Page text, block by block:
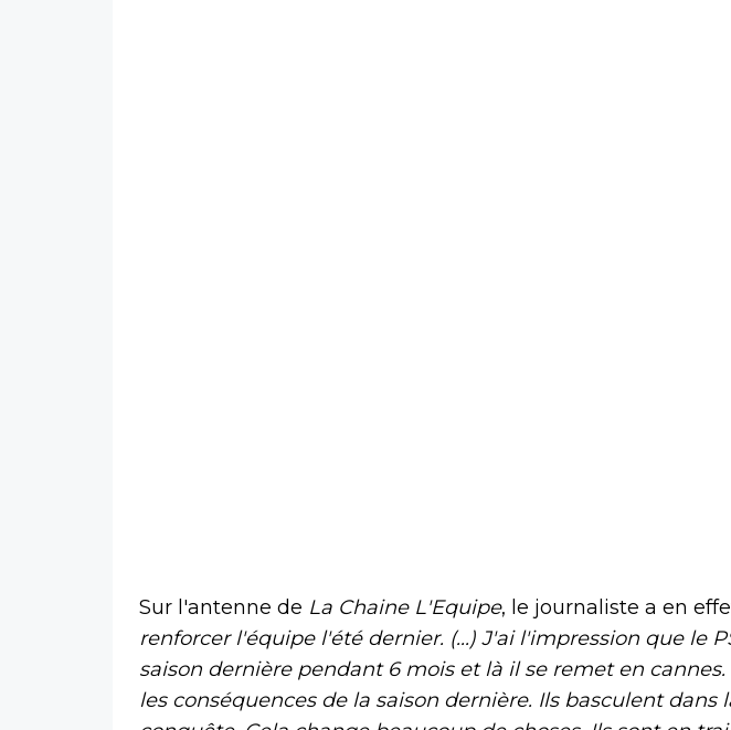
Sur l'antenne de La Chaine L'Equipe, le journaliste a en
renforcer l'équipe l'été dernier. (...) J'ai l'impression que le
saison dernière pendant 6 mois et là il se remet en
les conséquences de la saison dernière. Ils basculent dans